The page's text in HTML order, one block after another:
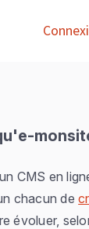
CMS en
chacun de
évoluer,